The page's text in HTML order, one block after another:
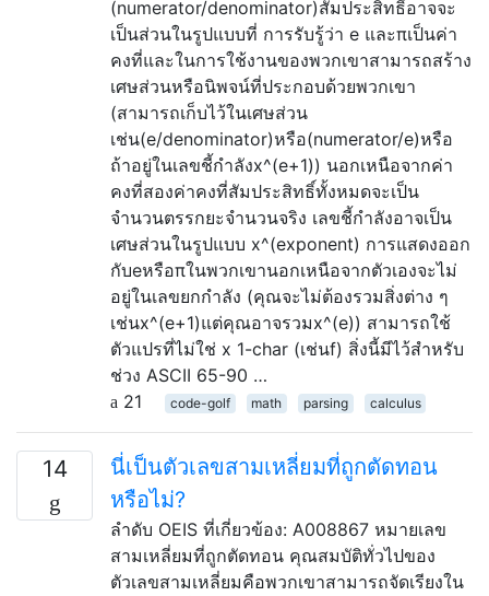
(numerator/denominator)สัมประสิทธิ์อาจจะ
เป็นส่วนในรูปแบบที่ การรับรู้ว่า e และπเป็นค่า
คงที่และในการใช้งานของพวกเขาสามารถสร้าง
เศษส่วนหรือนิพจน์ที่ประกอบด้วยพวกเขา
(สามารถเก็บไว้ในเศษส่วน
เช่น(e/denominator)หรือ(numerator/e)หรือ
ถ้าอยู่ในเลขชี้กำลังx^(e+1)) นอกเหนือจากค่า
คงที่สองค่าคงที่สัมประสิทธิ์ทั้งหมดจะเป็น
จำนวนตรรกยะจำนวนจริง เลขชี้กำลังอาจเป็น
เศษส่วนในรูปแบบ x^(exponent) การแสดงออก
กับeหรือπในพวกเขานอกเหนือจากตัวเองจะไม่
อยู่ในเลขยกกำลัง (คุณจะไม่ต้องรวมสิ่งต่าง ๆ
เช่นx^(e+1)แต่คุณอาจรวมx^(e)) สามารถใช้
ตัวแปรที่ไม่ใช่ x 1-char (เช่นf) สิ่งนี้มีไว้สำหรับ
ช่วง ASCII 65-90 …
21
code-golf math parsing calculus
14
นี่เป็นตัวเลขสามเหลี่ยมที่ถูกตัดทอน
หรือไม่?
ลำดับ OEIS ที่เกี่ยวข้อง: A008867 หมายเลข
สามเหลี่ยมที่ถูกตัดทอน คุณสมบัติทั่วไปของ
ตัวเลขสามเหลี่ยมคือพวกเขาสามารถจัดเรียงใน